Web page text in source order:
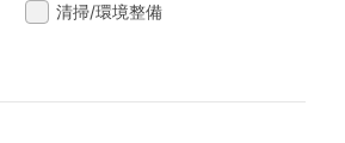
清掃/環境整備